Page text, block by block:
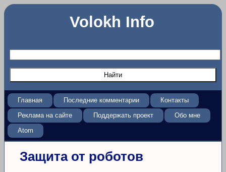
Volokh Info
Главная Последние комментарии
Контакты
Реклама на сайте
Поддержать проект
Обо мне
Atom
Защита от роботов